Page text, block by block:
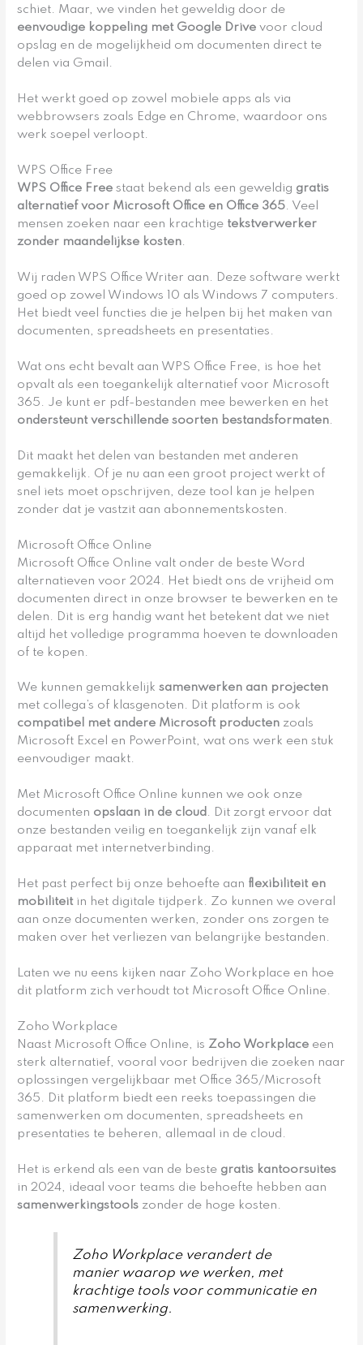
schiet. Maar, we vinden het geweldig door de
eenvoudige koppeling met Google Drive voor cloud
opslag en de mogelijkheid om documenten direct te
delen via Gmail.
Het werkt goed op zowel mobiele apps als via
webbrowsers zoals Edge en Chrome, waardoor ons
werk soepel verloopt.
WPS Office Free
WPS Office Free staat bekend als een geweldig gratis
alternatief voor Microsoft Office en Office 365. Veel
mensen zoeken naar een krachtige tekstverwerker
zonder maandelijkse kosten.
Wij raden WPS Office Writer aan. Deze software werkt
goed op zowel Windows 10 als Windows 7 computers.
Het biedt veel functies die je helpen bij het maken van
documenten, spreadsheets en presentaties.
Wat ons echt bevalt aan WPS Office Free, is hoe het
opvalt als een toegankelijk alternatief voor Microsoft
365. Je kunt er pdf-bestanden mee bewerken en het
ondersteunt verschillende soorten bestandsformaten.
Dit maakt het delen van bestanden met anderen
gemakkelijk. Of je nu aan een groot project werkt of
snel iets moet opschrijven, deze tool kan je helpen
zonder dat je vastzit aan abonnementskosten.
Microsoft Office Online
Microsoft Office Online valt onder de beste Word
alternatieven voor 2024. Het biedt ons de vrijheid om
documenten direct in onze browser te bewerken en te
delen. Dit is erg handig want het betekent dat we niet
altijd het volledige programma hoeven te downloaden
of te kopen.
We kunnen gemakkelijksamenwerken aan projecten
met collega’s of klasgenoten. Dit platform is ook
compatibel met andere Microsoft producten zoals
Microsoft Excel en PowerPoint, wat ons werk een stuk
eenvoudiger maakt.
Met Microsoft Office Online kunnen we ook onze
documenten opslaan in de cloud. Dit zorgt ervoor dat
onze bestanden veilig en toegankelijk zijn vanaf elk
apparaat met internetverbinding.
Het past perfect bij onze behoefte aan flexibiliteit en
mobiliteitin het digitale tijdperk. Zo kunnen we overal
aan onze documenten werken, zonder ons zorgen te
maken over het verliezen van belangrijke bestanden.
Laten we nu eens kijken naar Zoho Workplace en hoe
dit platform zich verhoudt tot Microsoft Office Online.
Zoho Workplace
Naast Microsoft Office Online, is Zoho Workplace een
sterk alternatief, vooral voor bedrijven die zoeken naar
oplossingen vergelijkbaar met Office 365/Microsoft
365. Dit platform biedt een reeks toepassingen die
samenwerken om documenten, spreadsheets en
presentaties te beheren, allemaal in de cloud.
Het is erkend als een van de beste gratis kantoorsuites
in 2024, ideaal voor teams die behoefte hebben aan
samenwerkingstools zonder de hoge kosten.
Zoho Workplace verandert de
manier waarop we werken, met
krachtige tools voor communicatie en
samenwerking.